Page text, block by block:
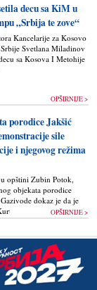
decu sa KiM u
„Srbija te zove“
Kancelarije za Kosovo
Svetlana Miladinov
sa Kosova I Metohije
OPŠIRNIJE >
porodice Jakšić
sile
i njegovog režima
opštini Zubin Potok,
objekata porodice
dokaz je da je
OPŠIRNIJE >